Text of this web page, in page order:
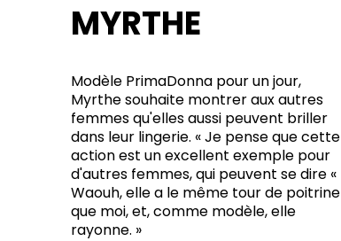
MYRTHE
Modèle PrimaDonna pour un jour,
Myrthe souhaite montrer aux autres
femmes qu'elles aussi peuvent briller
dans leur lingerie. « Je pense que cette
action est un excellent exemple pour
d'autres femmes, qui peuvent se dire «
Waouh, elle a le même tour de poitrine
que moi, et, comme modèle, elle
rayonne. »